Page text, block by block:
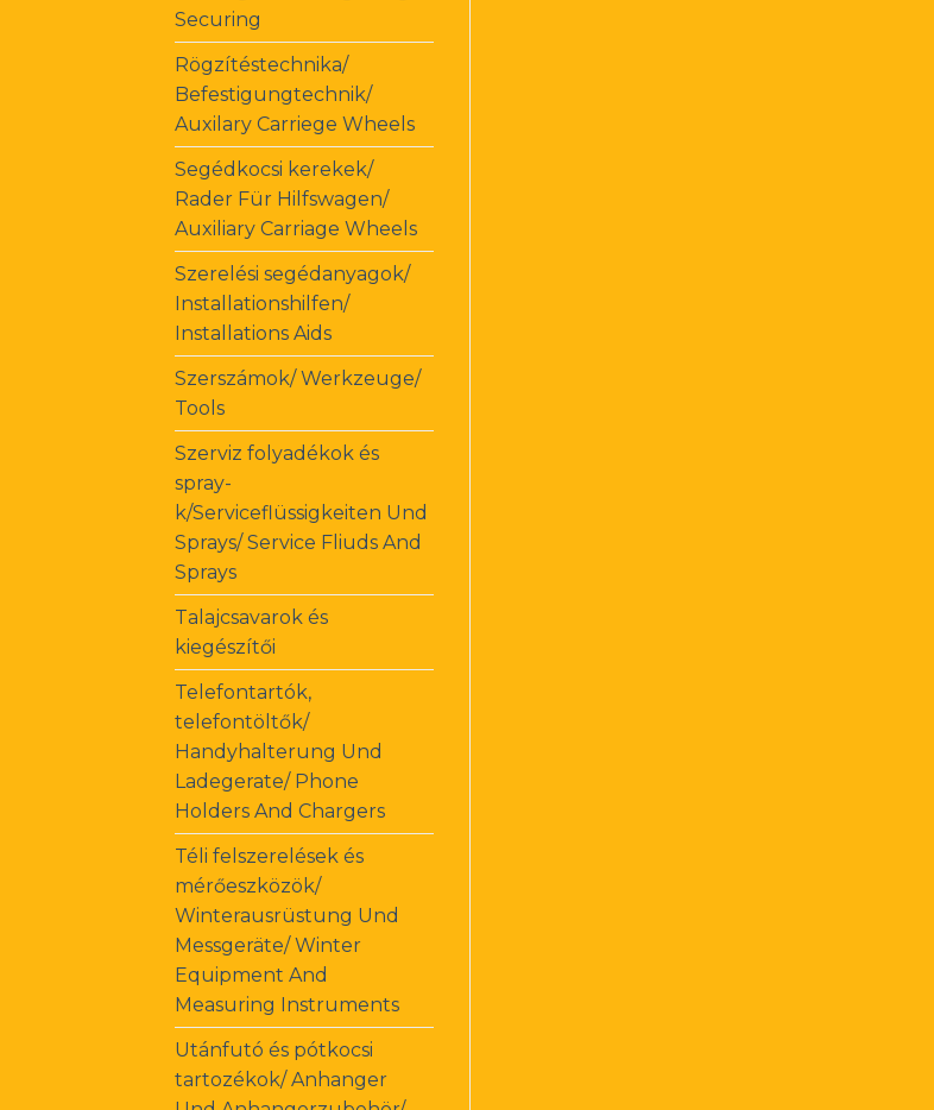
Securing
Rögzítéstechnika/
Befestigungtechnik/
Auxilary Carriege Wheels
Segédkocsi kerekek/
Rader Für Hilfswagen/
Auxiliary Carriage Wheels
Szerelési segédanyagok/
Installationshilfen/
Installations Aids
Szerszámok/ Werkzeuge/
Tools
Szerviz folyadékok és
spray-
k/Serviceflüssigkeiten Und
Sprays/ Service Fliuds And
Sprays
Talajcsavarok és
kiegészítői
Telefontartók,
telefontöltők/
Handyhalterung Und
Ladegerate/ Phone
Holders And Chargers
Téli felszerelések és
mérőeszközök/
Winterausrüstung Und
Messgeräte/ Winter
Equipment And
Measuring Instruments
Utánfutó és pótkocsi
tartozékok/ Anhanger